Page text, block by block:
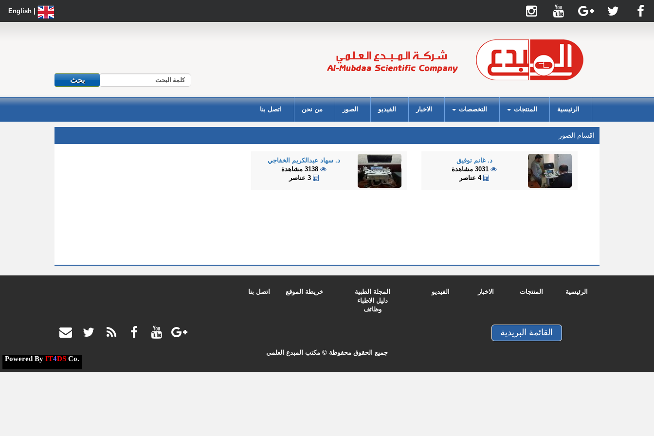
الرئيسية المنتجات التخصصات الاخبار الفيديو الصور من نحن اتصل بنا
اقسام الصور
د. غانم توفيق
3031 مشاهدة
4 عناصر
د. سهاد عبدالكريم الخفاجي
3138 مشاهدة
3 عناصر
الرئيسية المنتجات الاخبار الفيديو
المجلة الطبية
دليل الاطباء
وظائف
خريطة الموقع اتصل بنا
القائمة البريدية
جميع الحقوق محفوظة © مكتب المبدع العلمي
Powered By IT4DS Co.